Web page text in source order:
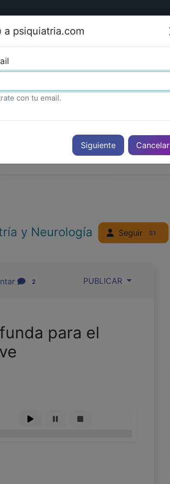
a psiquiatria.com
con tu email.
Cancelar
y Neurología Seguir 51
2 PUBLICAR
para el